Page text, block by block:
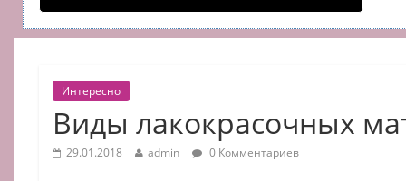
Интересно
Виды лакокрасочных
29.01.2018 admin 0 Комментариев